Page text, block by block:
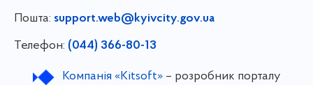
Пошта: support.web@kyivcity.gov.ua
Телефон: (044) 366-80-13
Компанія «Kitsoft»– розробник порталу